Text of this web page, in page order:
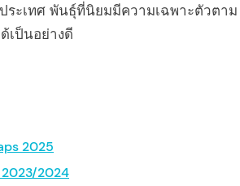
ระเทศ พันธุ์ที่นิยมมีความเฉพาะตัวตาม
เป็นอย่างดี
2025
2023/2024